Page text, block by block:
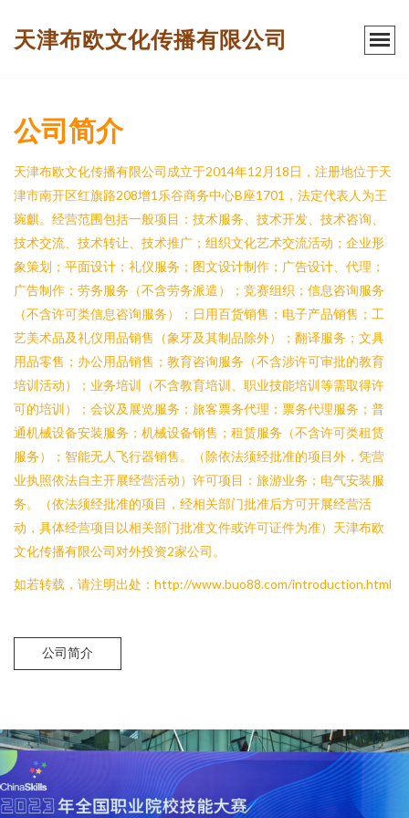
天津布欧文化传播有限公司
公司简介
天津布欧文化传播有限公司成立于2014年12月18日，注册地位于天
津市南开区红旗路208增1乐谷商务中心B座1701，法定代表人为王
琬麒。经营范围包括一般项目：技术服务、技术开发、技术咨询、
技术交流、技术转让、技术推广；组织文化艺术交流活动；企业形
象策划；平面设计；礼仪服务；图文设计制作；广告设计、代理；
广告制作；劳务服务（不含劳务派遣）；竞赛组织；信息咨询服务
（不含许可类信息咨询服务）；日用百货销售；电子产品销售；工
艺美术品及礼仪用品销售（象牙及其制品除外）；翻译服务；文具
用品零售；办公用品销售；教育咨询服务（不含涉许可审批的教育
培训活动）；业务培训（不含教育培训、职业技能培训等需取得许
可的培训）；会议及展览服务；旅客票务代理；票务代理服务；普
通机械设备安装服务；机械设备销售；租赁服务（不含许可类租赁
服务）；智能无人飞行器销售。（除依法须经批准的项目外，凭营
业执照依法自主开展经营活动）许可项目：旅游业务；电气安装服
务。（依法须经批准的项目，经相关部门批准后方可开展经营活
动，具体经营项目以相关部门批准文件或许可证件为准）天津布欧
文化传播有限公司对外投资2家公司。
如若转载，请注明出处：http://www.buo88.com/introduction.html
公司简介